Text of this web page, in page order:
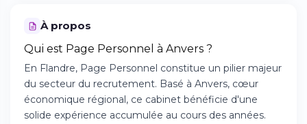
À propos
Qui est Page Personnel à Anvers ?
En Flandre, Page Personnel constitue un pilier majeur
du secteur du recrutement. Basé à Anvers, cœur
économique régional, ce cabinet bénéficie d'une
solide expérience accumulée au cours des années.